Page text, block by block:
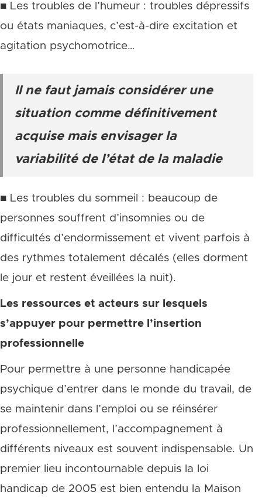
■ Les troubles de l’humeur : troubles dépressifs
ou états maniaques, c’est-à-dire excitation et
agitation psychomotrice…
Il ne faut jamais considérer une
situation comme définitivement
acquise mais envisager la
variabilité de l’état de la maladie
■ Les troubles du sommeil : beaucoup de
personnes souffrent d’insomnies ou de
difficultés d’endormissement et vivent parfois à
des rythmes totalement décalés (elles dorment
le jour et restent éveillées la nuit).
Les ressources et acteurs sur lesquels
s’appuyer pour permettre l’insertion
professionnelle
Pour permettre à une personne handicapée
psychique d’entrer dans le monde du travail, de
se maintenir dans l’emploi ou se réinsérer
professionnellement, l’accompagnement à
différents niveaux est souvent indispensable. Un
premier lieu incontournable depuis la loi
handicap de 2005 est bien entendu la Maison